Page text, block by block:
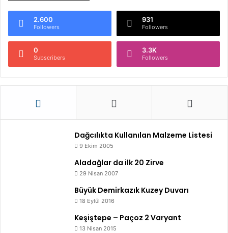
2.600
Followers
931
Followers
0
Subscribers
3.3K
Followers
Dağcılıkta Kullanılan Malzeme Listesi
9 Ekim 2005
Aladağlar da ilk 20 Zirve
29 Nisan 2007
Büyük Demirkazık Kuzey Duvarı
18 Eylül 2016
Keşiştepe – Paçoz 2 Varyant
13 Nisan 2015